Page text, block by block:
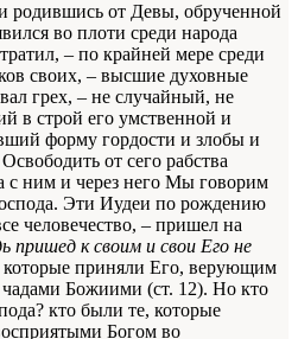
родившись от Девы, обрученной
во плоти среди народа
– по крайней мере среди
своих, – высшие духовные
грех, – не случайный, не
в строй его умственной и
форму гордости и злобы и
от сего рабства
с ним и через него Мы говорим
Эти Иудеи по рождению
человечество, – пришел на
пришед к своим и свои Его не
которые приняли Его, верующим
чадами Божиими (ст. 12). Но кто
кто были те, которые
Богом во